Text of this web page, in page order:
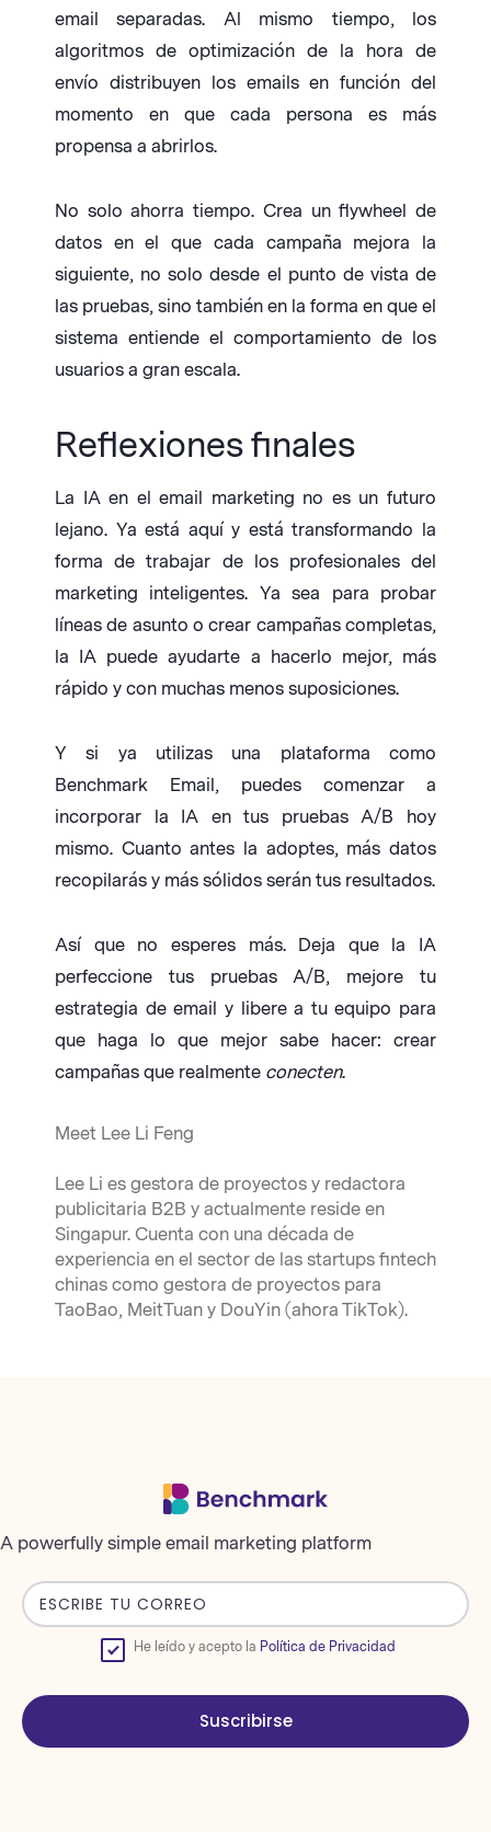
email separadas. Al mismo tiempo, los
algoritmos de optimización de la hora de
envío distribuyen los emails en función del
momento en que cada persona es más
propensa a abrirlos.
No solo ahorra tiempo. Crea un flywheel de
datos en el que cada campaña mejora la
siguiente, no solo desde el punto de vista de
las pruebas, sino también en la forma en que el
sistema entiende el comportamiento de los
usuarios a gran escala.
Reflexiones finales
La IA en el email marketing no es un futuro
lejano. Ya está aquí y está transformando la
forma de trabajar de los profesionales del
marketing inteligentes. Ya sea para probar
líneas de asunto o crear campañas completas,
la IA puede ayudarte a hacerlo mejor, más
rápido y con muchas menos suposiciones.
Y si ya utilizas una plataforma como
Benchmark Email, puedes comenzar a
incorporar la IA en tus pruebas A/B hoy
mismo. Cuanto antes la adoptes, más datos
recopilarás y más sólidos serán tus resultados.
Así que no esperes más. Deja que la IA
perfeccione tus pruebas A/B, mejore tu
estrategia de email y libere a tu equipo para
que haga lo que mejor sabe hacer: crear
campañas que realmente conecten.
Meet Lee Li Feng
Lee Li es gestora de proyectos y redactora
publicitaria B2B y actualmente reside en
Singapur. Cuenta con una década de
experiencia en el sector de las startups fintech
chinas como gestora de proyectos para
TaoBao, MeitTuan y DouYin (ahora TikTok).
A powerfully simple email marketing platform
He leído y acepto la Política de Privacidad
Suscribirse